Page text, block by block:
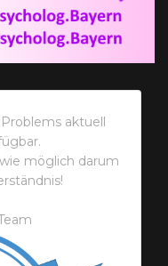
aktuell
möglich darum